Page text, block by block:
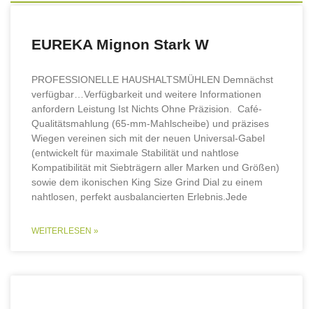
EUREKA Mignon Stark W
PROFESSIONELLE HAUSHALTSMÜHLEN Demnächst
verfügbar…Verfügbarkeit und weitere Informationen
anfordern Leistung Ist Nichts Ohne Präzision. Café-
Qualitätsmahlung (65-mm-Mahlscheibe) und präzises
Wiegen vereinen sich mit der neuen Universal-Gabel
(entwickelt für maximale Stabilität und nahtlose
Kompatibilität mit Siebträgern aller Marken und Größen)
sowie dem ikonischen King Size Grind Dial zu einem
nahtlosen, perfekt ausbalancierten Erlebnis.Jede
WEITERLESEN »